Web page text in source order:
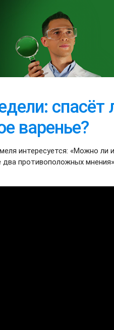
спасёт
варенье?
интересуется: «Можно ли
два противоположных